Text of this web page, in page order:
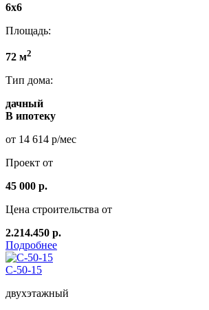
6х6
Площадь:
72 м2
Тип дома:
дачный
В ипотеку
от 14 614 р/мес
Проект от
45 000 р.
Цена строительства от
2.214.450 р.
Подробнее
C-50-15
двухэтажный